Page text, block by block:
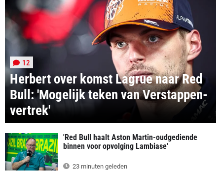
Herbert over komst Lagrue naar Red
Bull: 'Mogelijk teken van Verstappen-
vertrek'
12
'Red Bull haalt Aston Martin-oudgediende
binnen voor opvolging Lambiase'
23 minuten geleden